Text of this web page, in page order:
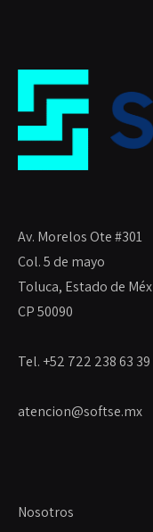
Av. Morelos Ote #301
Col. 5 de mayo
Toluca, Estado de
CP 50090
Tel. +52 722 238 63 39
atencion@softse.mx
Nosotros